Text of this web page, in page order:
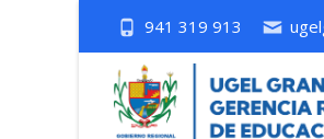
941 319 913